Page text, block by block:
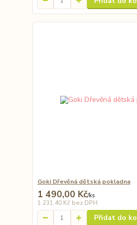
Goki Dřevěná dětská pokladna
1 490,00 Kč/ks
1 231,40 Kč bez DPH
Přidat do